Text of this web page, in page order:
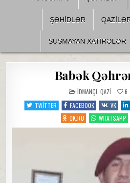
ŞƏHIDLƏR
SUSMAYAN XATİRƏLƏR
Babək
POSTED
IN
İDMANÇI QAZI 6
TWITTER
FACEBOOK VK
OK.RU
WHATSAPP